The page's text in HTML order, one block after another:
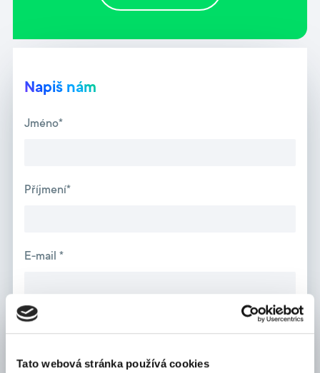
Tato webová stránka používá cookies
Napiš nám
Jméno*
Příjmení*
E-mail *
Telefon *